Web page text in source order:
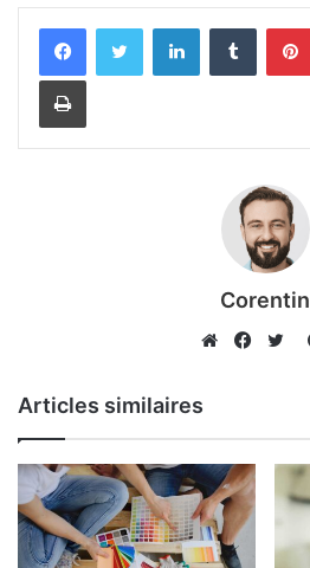
LinkedinTumblr
Imprimer
Corentin
Articles similaires